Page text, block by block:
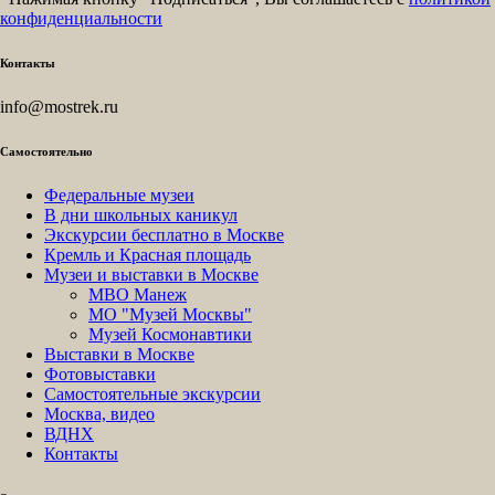
конфиденциальности
Контакты
info@mostrek.ru
Самостоятельно
Федеральные музеи
В дни школьных каникул
Экскурсии бесплатно в Москве
Кремль и Красная площадь
Музеи и выставки в Москве
МВО Манеж
МО "Музей Москвы"
Музей Космонавтики
Выставки в Москве
Фотовыставки
Самостоятельные экскурсии
Москва, видео
ВДНХ
Контакты